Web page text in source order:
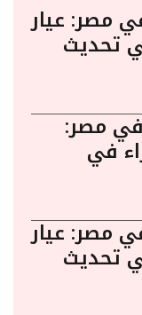
مصر: عيار
في تحديث
في مصر:
للشراء في
مصر: عيار
في تحديث